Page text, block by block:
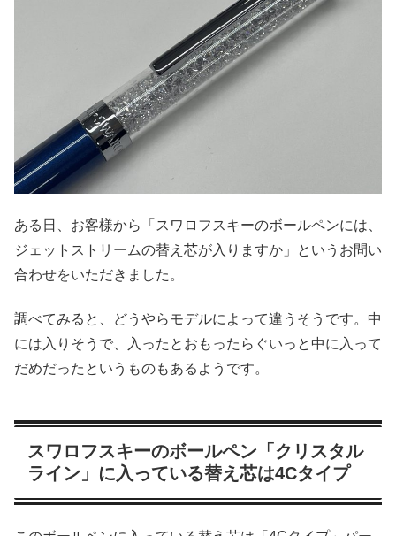
ある日、お客様から「スワロフスキーのボールペンには、
ジェットストリームの替え芯が入りますか」というお問い
合わせをいただきました。
調べてみると、どうやらモデルによって違うそうです。中
には入りそうで、入ったとおもったらぐいっと中に入って
だめだったというものもあるようです。
スワロフスキーのボールペン「クリスタル
ライン」に入っている替え芯は4Cタイプ